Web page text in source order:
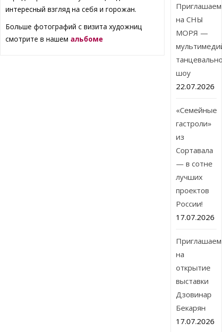
интересный взгляд на себя и горожан.
Больше фотографий с визита художниц
смотрите в нашем альбоме
Приглашаем
на СНЫ
МОРЯ —
шоу
22.07.2026
«Семейные
гастроли»
из
Сортавала
— в сотне
лучших
проектов
России!
17.07.2026
Приглашаем
на
открытие
выставки
Дзовинар
Бекарян
17.07.2026